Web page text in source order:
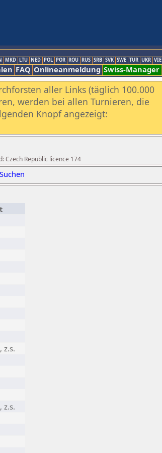
MKD LTU NED POL POR ROU RUS SRB SVK SWE TUR UKR VIE
FAQ Onlineanmeldung Swiss-Manager
aller Links (täglich 100.000
werden bei allen Turnieren, die
Knopf angezeigt:
Czech Republic licence 174
Suchen
z.s.
z.s.